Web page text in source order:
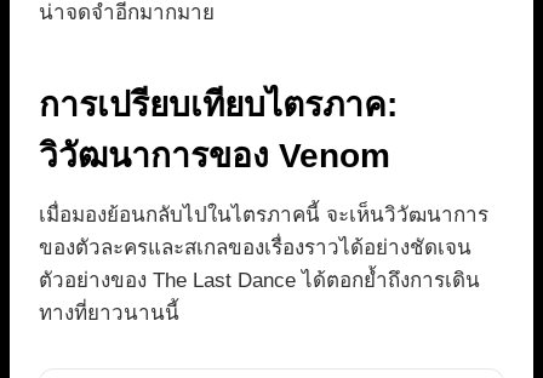
น่าจดจำอีกมากมาย
การเปรียบเทียบไตรภาค:
วิวัฒนาการของ Venom
เมื่อมองย้อนกลับไปในไตรภาคนี้ จะเห็นวิวัฒนาการ
ของตัวละครและสเกลของเรื่องราวได้อย่างชัดเจน
ตัวอย่างของ The Last Dance ได้ตอกย้ำถึงการเดิน
ทางที่ยาวนานนี้